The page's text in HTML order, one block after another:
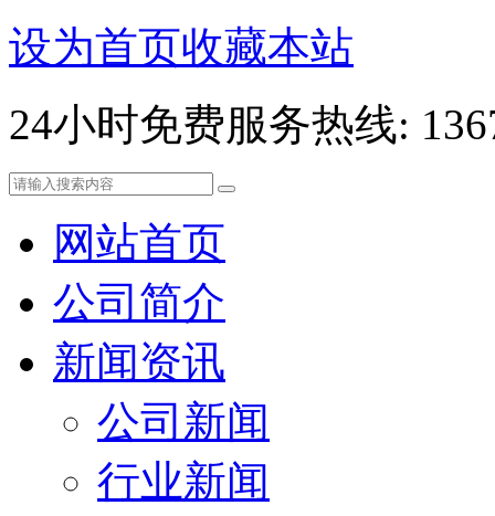
设为首页收藏本站
24小时免费服务热线:
网站首页
公司简介
新闻资讯
公司新闻
行业新闻